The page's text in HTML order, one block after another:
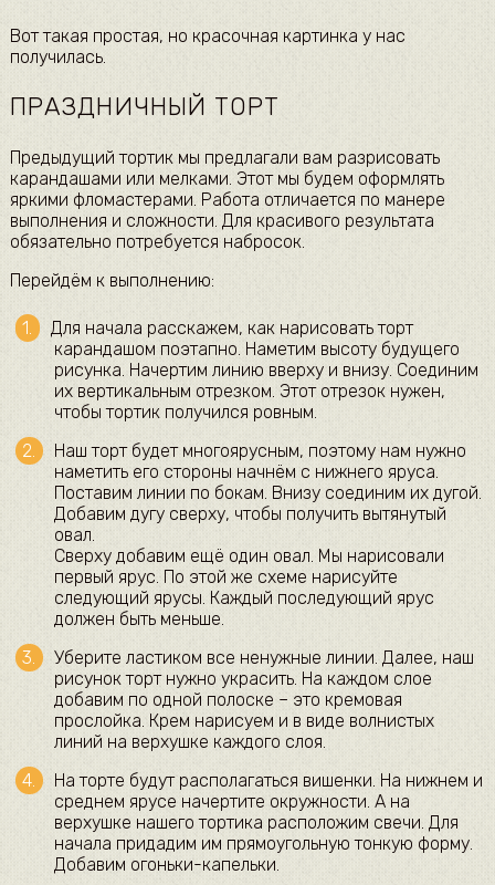
Вот такая простая, но красочная картинка у нас
получилась.
ПРАЗДНИЧНЫЙ ТОРТ
Предыдущий тортик мы предлагали вам разрисовать
карандашами или мелками. Этот мы будем оформлять
яркими фломастерами. Работа отличается по манере
выполнения и сложности. Для красивого результата
обязательно потребуется набросок.
Перейдём к выполнению:
Для начала расскажем, как нарисовать торт
карандашом поэтапно. Наметим высоту будущего
рисунка. Начертим линию вверху и внизу. Соединим
их вертикальным отрезком. Этот отрезок нужен,
чтобы тортик получился ровным.
Наш торт будет многоярусным, поэтому нам нужно
наметить его стороны начнём с нижнего яруса.
Поставим линии по бокам. Внизу соединим их дугой.
Добавим дугу сверху, чтобы получить вытянутый
овал.
Сверху добавим ещё один овал. Мы нарисовали
первый ярус. По этой же схеме нарисуйте
следующий ярусы. Каждый последующий ярус
должен быть меньше.
Уберите ластиком все ненужные линии. Далее, наш
рисунок торт нужно украсить. На каждом слое
добавим по одной полоске – это кремовая
прослойка. Крем нарисуем и в виде волнистых
линий на верхушке каждого слоя.
На торте будут располагаться вишенки. На нижнем и
среднем ярусе начертите окружности. А на
верхушке нашего тортика расположим свечи. Для
начала придадим им прямоугольную тонкую форму.
Добавим огоньки-капельки.